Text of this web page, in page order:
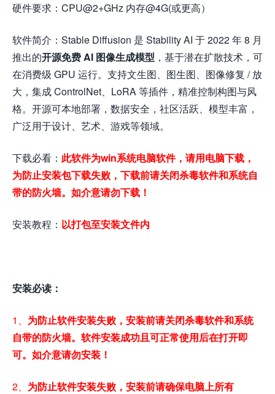
硬件要求：CPU@2+GHz 内存@4G(或更高）
软件简介：Stable Diffusion 是 Stability AI 于 2022 年 8 月
推出的开源免费 AI 图像生成模型 ，基于潜在扩散技术，可
在消费级 GPU 运行。支持文生图、图生图、图像修复 / 放
大，集成 ControlNet、LoRA 等插件，精准控制构图与风
格。开源可本地部署，数据安全，社区活跃、模型丰富，
广泛用于设计、艺术、游戏等领域。
下载必看： 此软件为win系统电脑软件，请用电脑下载，
为防止安装包下载失败，下载前请关闭杀毒软件和系统自
带的防火墙。如介意请勿下载！
安装教程： 以打包至安装文件内
安装必读：
1、 为防止软件安装失败，安装前请关闭杀毒软件和系统
自带的防火墙。软件安装成功且可正常使用后在打开即
可。如介意请勿安装！
2、 为防止软件安装失败，安装前请确保电脑上所有